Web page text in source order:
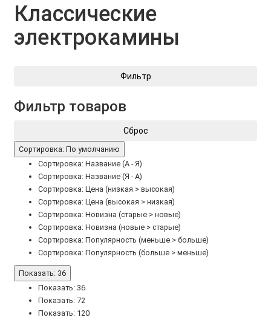
Классические
электрокамины
Фильтр
Фильтр товаров
Сброс
Сортировка: По умолчанию
Сортировка: Название (А - Я)
Сортировка: Название (Я - А)
Сортировка: Цена (низкая > высокая)
Сортировка: Цена (высокая > низкая)
Сортировка: Новизна (старые > новые)
Сортировка: Новизна (новые > старые)
Сортировка: Популярность (меньше > больше)
Сортировка: Популярность (больше > меньше)
Показать: 36
Показать: 36
Показать: 72
Показать: 120